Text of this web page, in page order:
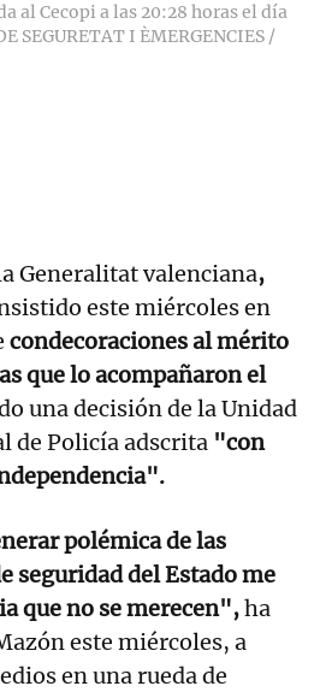
al Cecopi a las 20:28 horas el día
SEGURETAT I ÈMERGENCIES /
Generalitat valenciana,
este miércoles en
condecoraciones al mérito
que lo acompañaron el
una decisión de la Unidad
de Policía adscrita "con
polémica de las
seguridad del Estado me
que no se merecen",ha
este miércoles, a
en una rueda de